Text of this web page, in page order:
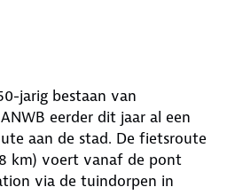
jarig bestaan van
eerder dit jaar al een
aan de stad. De fietsroute
km) voert vanaf de pont
via de tuindorpen in